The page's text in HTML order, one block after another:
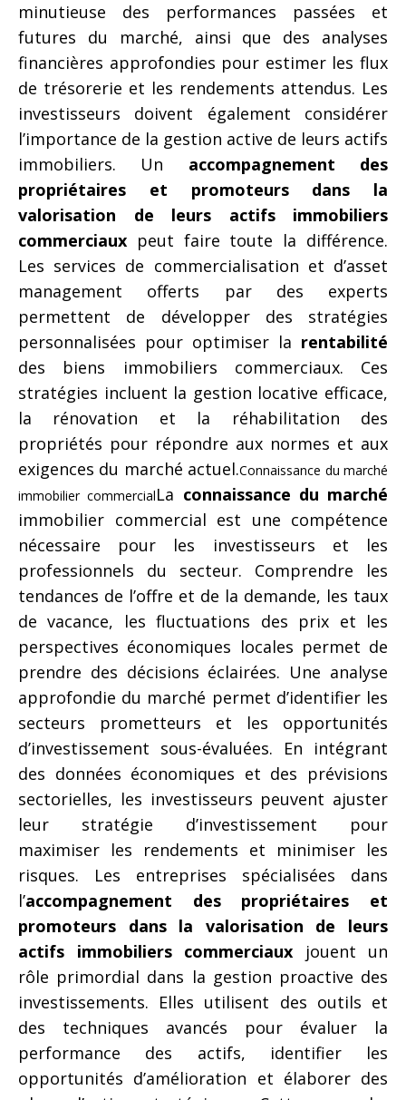
minutieuse des performances passées et
futures du marché, ainsi que des analyses
financières approfondies pour estimer les flux
de trésorerie et les rendements attendus. Les
investisseurs doivent également considérer
l’importance de la gestion active de leurs actifs
immobiliers. Un accompagnement des
propriétaires et promoteurs dans la
valorisation de leurs actifs immobiliers
commerciaux peut faire toute la différence.
Les services de commercialisation et d’asset
management offerts par des experts
permettent de développer des stratégies
personnalisées pour optimiser la rentabilité
des biens immobiliers commerciaux. Ces
stratégies incluent la gestion locative efficace,
la rénovation et la réhabilitation des
propriétés pour répondre aux normes et aux
exigences du marché actuel.Connaissance du marché
immobilier commercialLa connaissance du marché
immobilier commercial est une compétence
nécessaire pour les investisseurs et les
professionnels du secteur. Comprendre les
tendances de l’offre et de la demande, les taux
de vacance, les fluctuations des prix et les
perspectives économiques locales permet de
prendre des décisions éclairées. Une analyse
approfondie du marché permet d’identifier les
secteurs prometteurs et les opportunités
d’investissement sous-évaluées. En intégrant
des données économiques et des prévisions
sectorielles, les investisseurs peuvent ajuster
leur stratégie d’investissement pour
maximiser les rendements et minimiser les
risques. Les entreprises spécialisées dans
l’accompagnement des propriétaires et
promoteurs dans la valorisation de leurs
actifs immobiliers commerciaux
jouent un
rôle primordial dans la gestion proactive des
investissements. Elles utilisent des outils et
des techniques avancés pour évaluer la
performance des actifs, identifier les
opportunités d’amélioration et élaborer des